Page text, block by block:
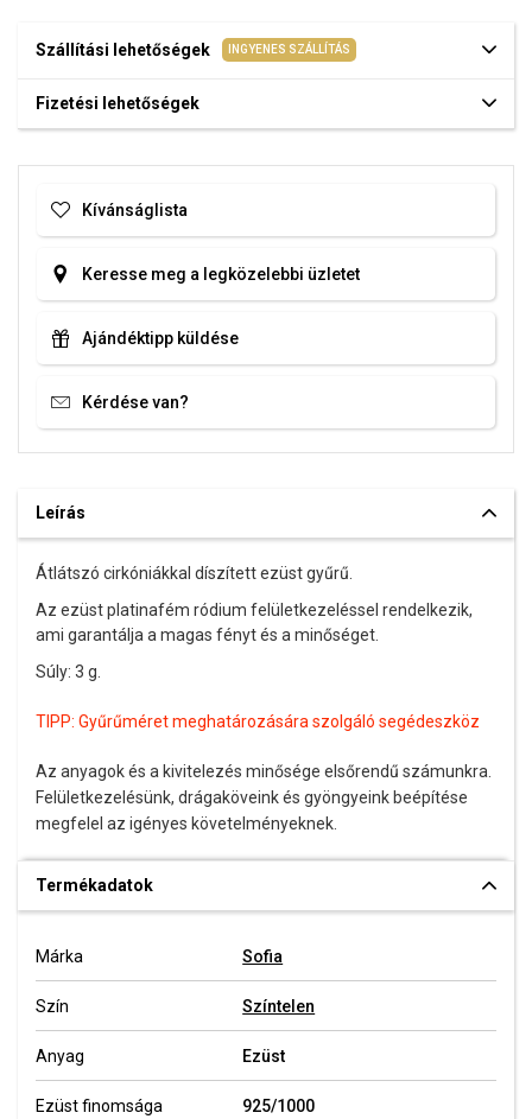
Szállítási lehetőségek INGYENES SZÁLLÍTÁS
Fizetési lehetőségek
Kívánságlista
Keresse meg a legközelebbi üzletet
Ajándéktipp küldése
Kérdése van?
Leírás
Átlátszó cirkóniákkal díszített ezüst gyűrű.
Az ezüst platinafém ródium felületkezeléssel rendelkezik,
ami garantálja a magas fényt és a minőséget.
Súly: 3 g.
TIPP: Gyűrűméret meghatározására szolgáló segédeszköz
Az anyagok és a kivitelezés minősége elsőrendű számunkra.
Felületkezelésünk, drágaköveink és gyöngyeink beépítése
megfelel az igényes követelményeknek.
Termékadatok
Márka Sofia
Szín Színtelen
Anyag Ezüst
Ezüst finomsága 925/1000